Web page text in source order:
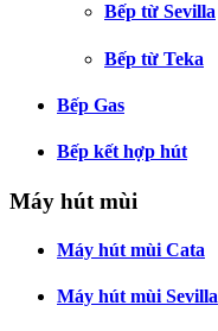
Bếp từ Sevilla
Bếp từ Teka
Bếp Gas
Bếp kết hợp hút
Máy hút mùi
Máy hút mùi Cata
Máy hút mùi Sevilla